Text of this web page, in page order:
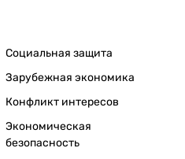
Социальная защита
Зарубежная экономика
Конфликт интересов
Экономическая
безопасность